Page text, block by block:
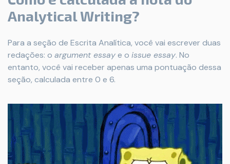
Analytical Writing?
Para a seção de Escrita Analítica, você vai escrever duas
redações: o argument essaye o issue essay. No
entanto, você vai receber apenas uma pontuação dessa
seção, calculada entre 0 e 6.